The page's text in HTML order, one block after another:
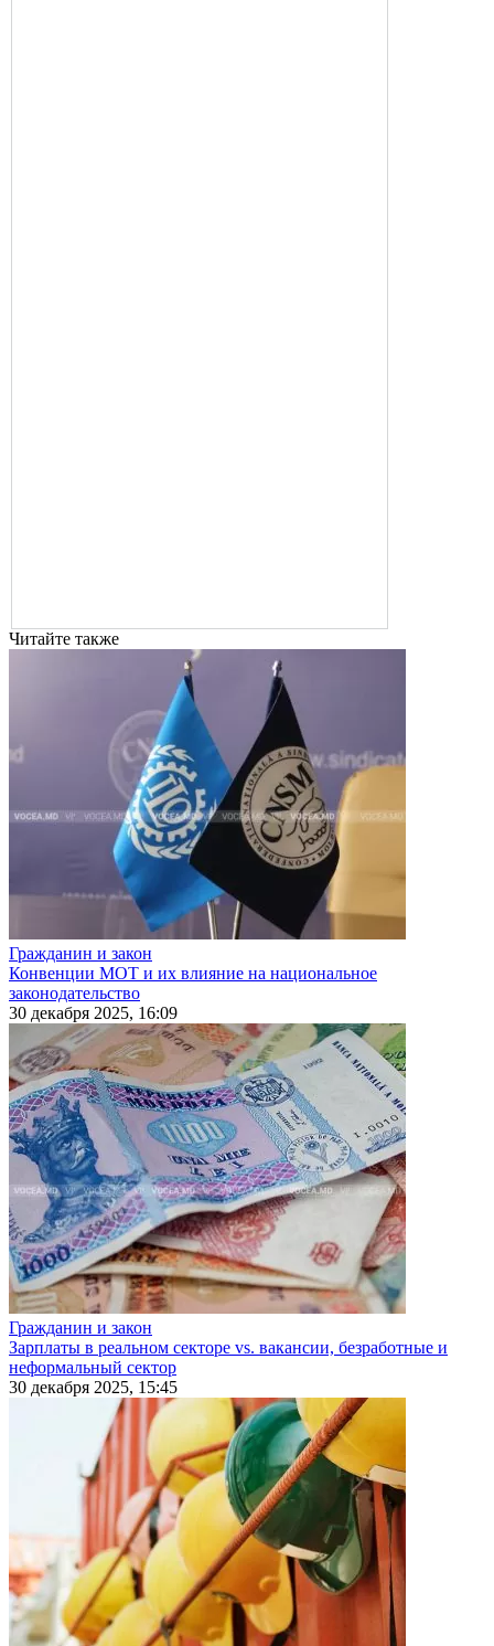
Читайте также
Гражданин и закон
Конвенции МОТ и их влияние на национальное
законодательство
30 декабря 2025, 16:09
Гражданин и закон
Зарплаты в реальном секторе vs. вакансии, безработные и
неформальный сектор
30 декабря 2025, 15:45